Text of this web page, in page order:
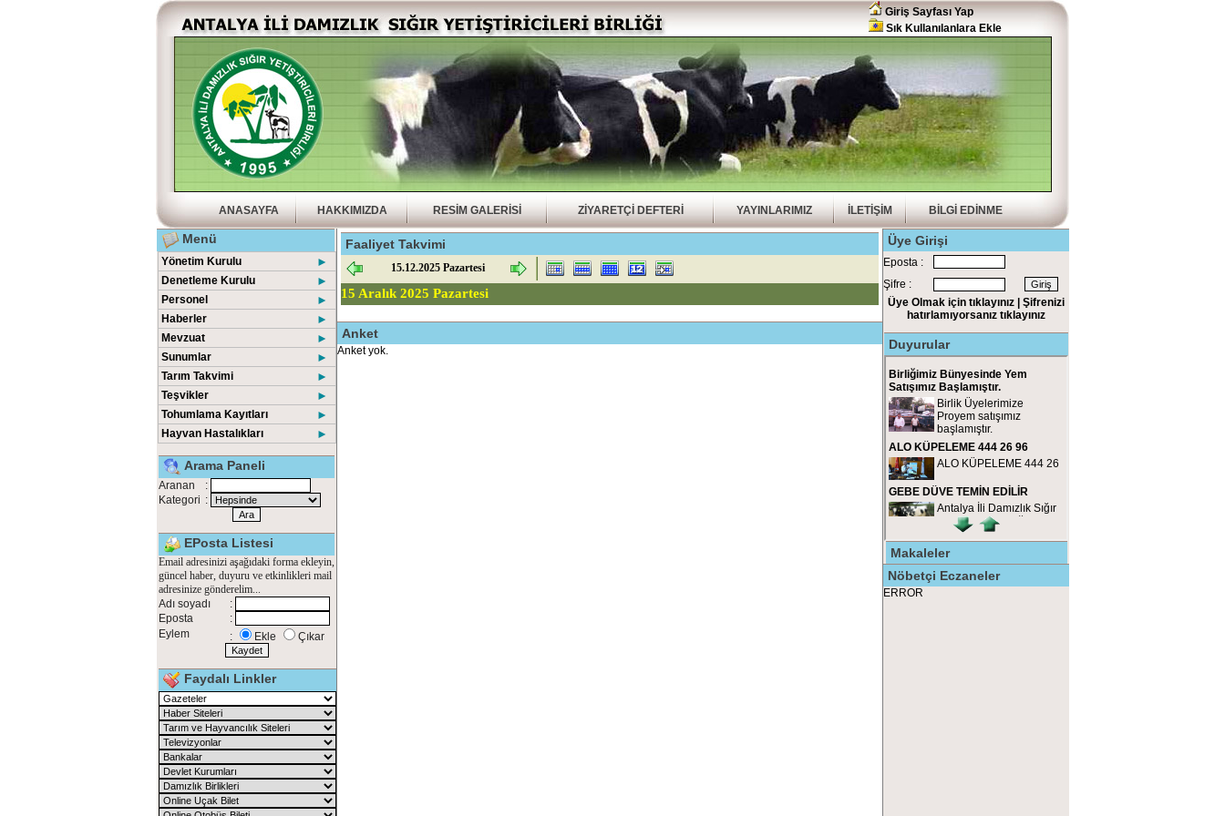
Giriş Sayfası Yap
Sık Kullanılanlara Ekle
ANASAYFA HAKKIMIZDA RESİM GALERİSİ ZİYARETÇİ DEFTERİ YAYINLARIMIZ İLETİŞİM BİLGİ EDİNME
Menü
►
Yönetim Kurulu
►
Denetleme Kurulu
►
Personel
►
Haberler
►
Mevzuat
►
Sunumlar
►
Tarım Takvimi
►
Teşvikler
►
Tohumlama Kayıtları
►
Hayvan Hastalıkları
Arama Paneli
Aranan
:
Kategori :
EPosta Listesi
Email adresinizi aşağıdaki forma ekleyin,
güncel haber, duyuru ve etkinlikleri mail
adresinize gönderelim...
Adı soyadı
:
Eposta
:
Eylem
: Ekle Çıkar
Faydalı Linkler
Faaliyet Takvimi
15.12.2025 Pazartesi
15 Aralık 2025 Pazartesi
Anket
Anket yok.
Üye Girişi
Eposta :
Şifre :
Üye Olmak için tıklayınız | Şifrenizi
hatırlamıyorsanız tıklayınız
Duyurular
Makaleler
Nöbetçi Eczaneler
ERROR